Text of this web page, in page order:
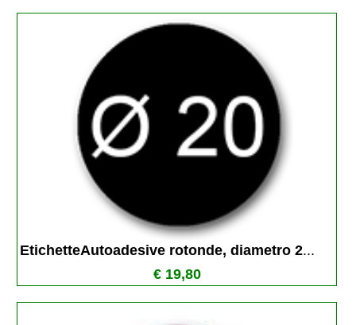
EtichetteAutoadesive rotonde, diametro 2...
€ 19,80